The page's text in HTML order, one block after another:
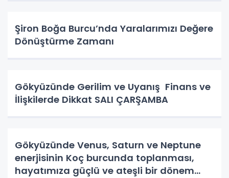
Şiron Boğa Burcu’nda Yaralarımızı Değere
Dönüştürme Zamanı
Gökyüzünde Gerilim ve Uyanış Finans ve
İlişkilerde Dikkat SALI ÇARŞAMBA
Gökyüzünde Venus, Saturn ve Neptune
enerjisinin Koç burcunda toplanması,
hayatımıza güçlü ve ateşli bir dönem